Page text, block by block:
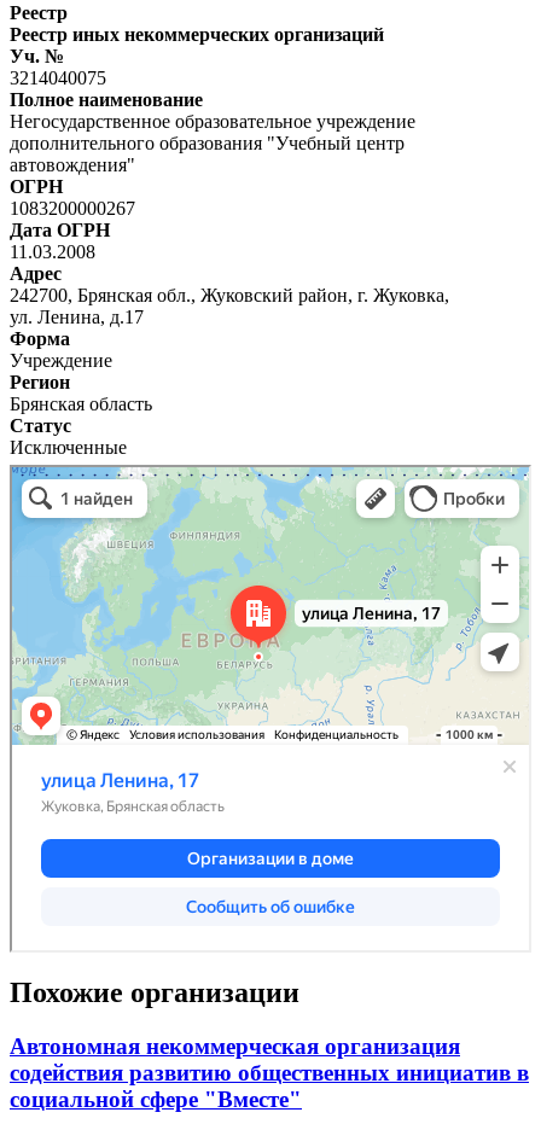
Реестр
Реестр иных некоммерческих организаций
Уч. №
3214040075
Полное наименование
Негосударственное образовательное учреждение
дополнительного образования "Учебный центр
автовождения"
ОГРН
1083200000267
Дата ОГРН
11.03.2008
Адрес
242700, Брянская обл., Жуковский район, г. Жуковка,
ул. Ленина, д.17
Форма
Учреждение
Регион
Брянская область
Статус
Исключенные
Похожие организации
Автономная некоммерческая организация
содействия развитию общественных инициатив в
социальной сфере "Вместе"